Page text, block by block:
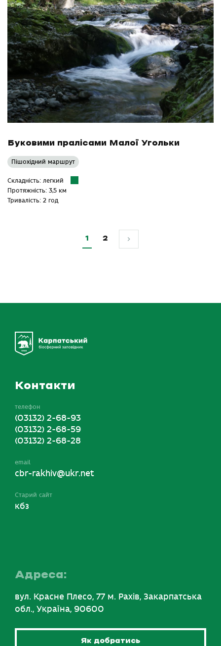
Буковими пралісами Малої Угольки
Пішохідний маршрут
Складність: легкий
Протяжність: 3,5 км
Тривалість: 2 год
1 2
Контакти
телефон
(03132) 2-68-93
(03132) 2-68-59
(03132) 2-68-28
email
cbr-rakhiv@ukr.net
Старий сайт
кбз
Адреса:
вул. Красне Плесо, 77 м. Рахів, Закарпатська
обл., Україна, 90600
Як добратись